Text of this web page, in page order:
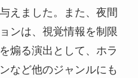
えました。また、夜間
ンは、視覚情報を制限
煽る演出として、ホラ
など他のジャンルにも